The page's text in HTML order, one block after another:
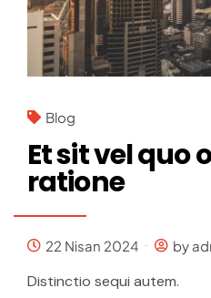
Blog
Et sit vel quo
ratione
22 Nisan 2024 by
Distinctio sequi autem.